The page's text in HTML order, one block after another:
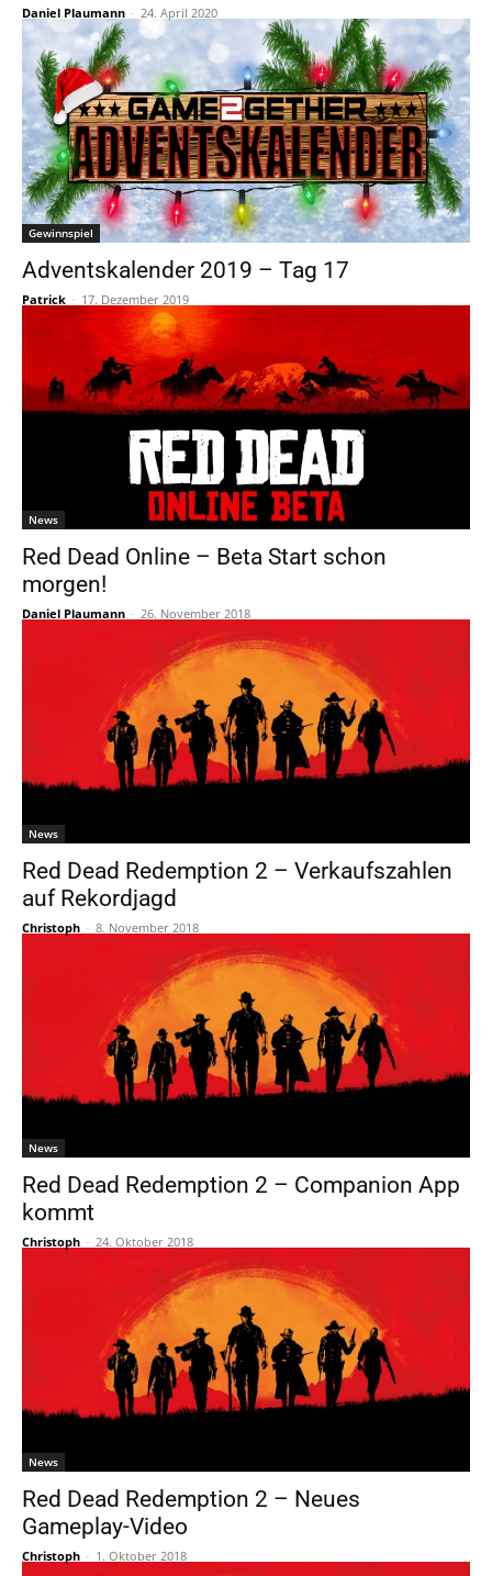
Daniel Plaumann - 24. April 2020
Gewinnspiel
Adventskalender 2019 – Tag 17
Patrick - 17. Dezember 2019
News
Red Dead Online – Beta Start schon
morgen!
Daniel Plaumann - 26. November 2018
News
Red Dead Redemption 2 – Verkaufszahlen
auf Rekordjagd
Christoph - 8. November 2018
News
Red Dead Redemption 2 – Companion App
kommt
Christoph - 24. Oktober 2018
News
Red Dead Redemption 2 – Neues
Gameplay-Video
Christoph - 1. Oktober 2018